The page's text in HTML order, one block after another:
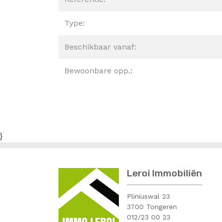
Type:
Beschikbaar vanaf:
Bewoonbare opp.:
}
Leroi Immobiliën
Pliniuswal 23
3700 Tongeren
012/23 00 23